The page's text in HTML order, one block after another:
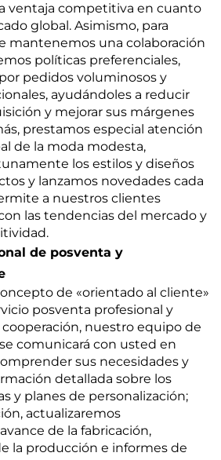
ventaja competitiva en cuanto
global. Asimismo, para
mantenemos una colaboración
políticas preferenciales,
pedidos voluminosos y
ayudándoles a reducir
y mejorar sus márgenes
prestamos especial atención
de la moda modesta,
los estilos y diseños
y lanzamos novedades cada
a nuestros clientes
las tendencias del mercado y
de posventa y
de «orientado al cliente»
posventa profesional y
nuestro equipo de
comunicará con usted en
sus necesidades y
detallada sobre los
y planes de personalización;
actualizaremos
de la fabricación,
la producción e informes de